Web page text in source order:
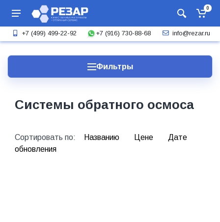
0
+7 (499) 499-22-92 +7 (916) 730-88-68 info@rezar.ru
Фильтры
Системы обратного осмоса
Сортировать по: Названию Цене
Дате
обновления